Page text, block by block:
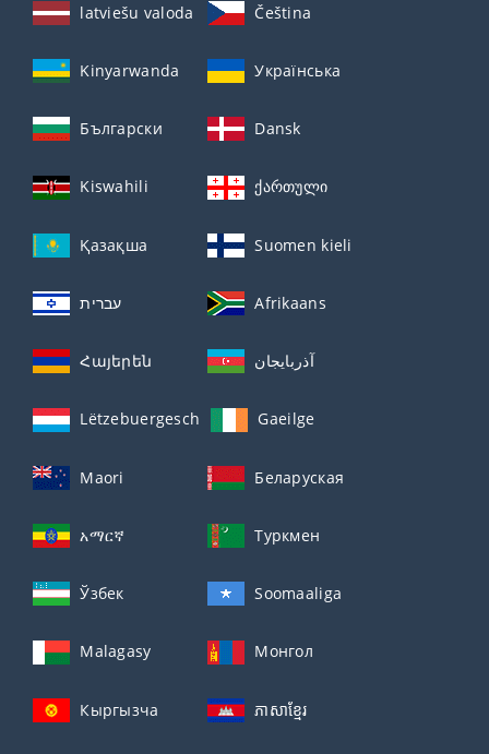
latviešu valoda Čeština
Kinyarwanda Українська
Български Dansk
Kiswahili ქართული
Қазақша Suomen kieli
עברית Afrikaans
Հայերեն آذربايجان
Lëtzebuergesch Gaeilge
Maori Беларуская
አማርኛ Туркмен
Ўзбек Soomaaliga
Malagasy Монгол
Кыргызча ភាសាខ្មែរ